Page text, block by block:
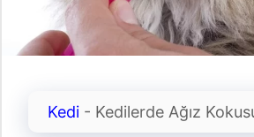
Kedi - Kedilerde Ağız